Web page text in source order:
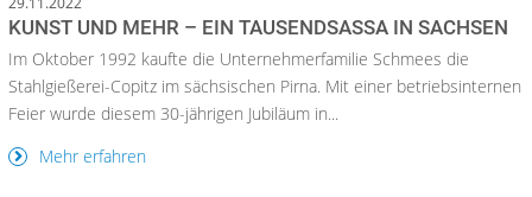
KUNST UND MEHR – EIN TAUSENDSASSA IN SACHSEN
Im Oktober 1992 kaufte die Unternehmerfamilie Schmees die
Stahlgießerei-Copitz im sächsischen Pirna. Mit einer betriebsinternen
Feier wurde diesem 30-jährigen Jubiläum in...
Mehr erfahren